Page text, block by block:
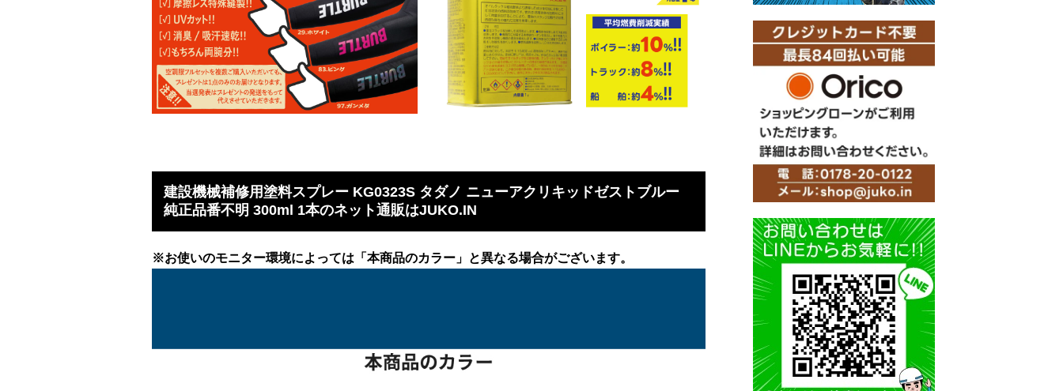
建設機械補修用塗料スプレー KG0323S タダノ ニューアクリキッドゼストブルー
純正品番不明 300ml 1本のネット通販はJUKO.IN
※お使いのモニター環境によっては「本商品のカラー」と異なる場合がございます。